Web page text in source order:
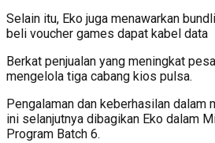
Selain itu, Eko juga menawarkan
beli voucher games dapat kabel data
Berkat penjualan yang meningkat
mengelola tiga cabang kios pulsa.
Pengalaman dan keberhasilan dalam
ini selanjutnya dibagikan Eko dalam
Program Batch 6.